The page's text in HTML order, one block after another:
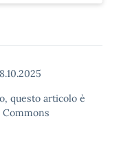
questo articolo è